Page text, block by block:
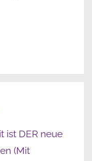
ist DER neue
(Mit